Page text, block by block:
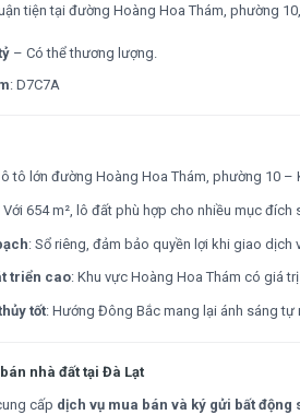
tiện tại đường Hoàng Hoa Thám, phường
– Có thể thương lượng.
: D7C7A
ô tô lớn đường Hoàng Hoa Thám, phường 10
Với 654 m², lô đất phù hợp cho nhiều mục
: Sổ riêng, đảm bảo quyền lợi khi giao dịch
triển cao: Khu vực Hoàng Hoa Thám có giá
tốt: Hướng Đông Bắc mang lại ánh sáng
nhà đất tại Đà Lạt
cấp dịch vụ mua bán và ký gửi bất động